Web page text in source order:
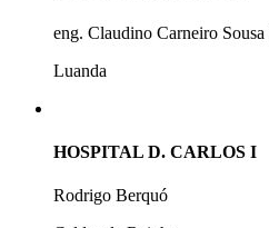
eng. Claudino Carneiro Sousa
Luanda
HOSPITAL D. CARLOS I
Rodrigo Berquó